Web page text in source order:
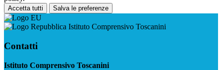
Accetta tutti Salva le preferenze
Istituto Comprensivo Toscanini
Contatti
Istituto Comprensivo Toscanini